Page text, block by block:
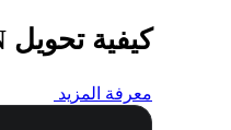
كيفية تحويل SPCXON إلى CAD
معرفة المزيد